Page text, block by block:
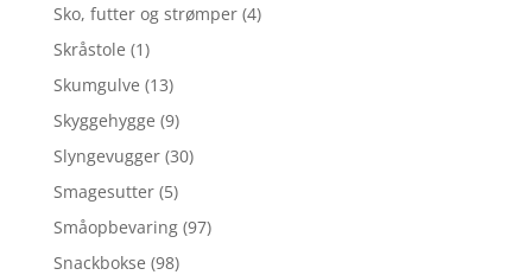
Sko, futter og strømper (4)
Skråstole (1)
Skumgulve (13)
Skyggehygge (9)
Slyngevugger (30)
Smagesutter (5)
Småopbevaring (97)
Snackbokse (98)